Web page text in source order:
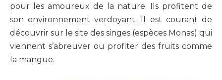
pour les amoureux de la nature. Ils profitent de
son environnement verdoyant. Il est courant de
découvrir sur le site des singes (espèces Monas) qui
viennent s’abreuver ou profiter des fruits comme
la mangue.